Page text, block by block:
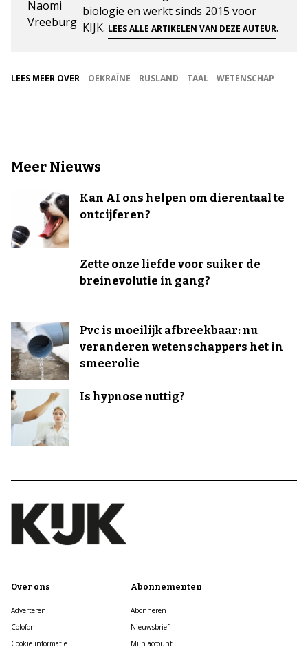
biologie en werkt sinds 2015 voor
KIJK. LEES ALLE ARTIKELEN VAN DEZE AUTEUR.
LEES MEER OVER OEKRAÏNE RUSLAND TAAL WETENSCHAP
Meer Nieuws
Kan AI ons helpen om dierentaal te
ontcijferen?
Zette onze liefde voor suiker de
breinevolutie in gang?
Pvc is moeilijk afbreekbaar: nu
veranderen wetenschappers het in
smeerolie
Is hypnose nuttig?
Over ons
Adverteren
Colofon
Cookie informatie
Abonnementen
Abonneren
Nieuwsbrief
Mijn account